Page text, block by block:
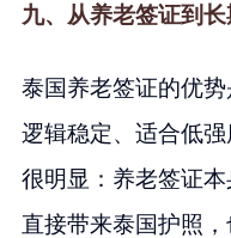
九、从养老签证到
泰国养老签证的优
逻辑稳定、适合低
很明显：养老签证
直接带来泰国护照